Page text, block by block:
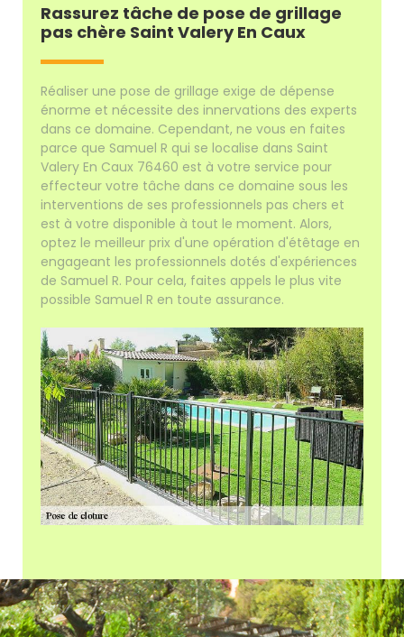
Rassurez tâche de pose de grillage
pas chère Saint Valery En Caux
Réaliser une pose de grillage exige de dépense
énorme et nécessite des innervations des experts
dans ce domaine. Cependant, ne vous en faites
parce que Samuel R qui se localise dans Saint
Valery En Caux 76460 est à votre service pour
effecteur votre tâche dans ce domaine sous les
interventions de ses professionnels pas chers et
est à votre disponible à tout le moment. Alors,
optez le meilleur prix d'une opération d'étêtage en
engageant les professionnels dotés d'expériences
de Samuel R. Pour cela, faites appels le plus vite
possible Samuel R en toute assurance.